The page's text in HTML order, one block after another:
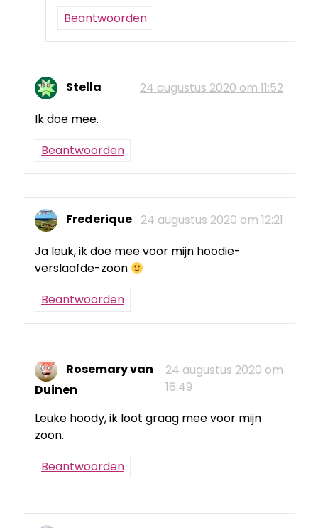
Beantwoorden
Stella
24 augustus 2020 om 11:52
Ik doe mee.
Beantwoorden
Frederique 24 augustus 2020 om 12:21
Ja leuk, ik doe mee voor mijn hoodie-
verslaafde-zoon
Beantwoorden
Rosemary van
Duinen
24 augustus 2020 om
16:49
Leuke hoody, ik loot graag mee voor mijn
zoon.
Beantwoorden